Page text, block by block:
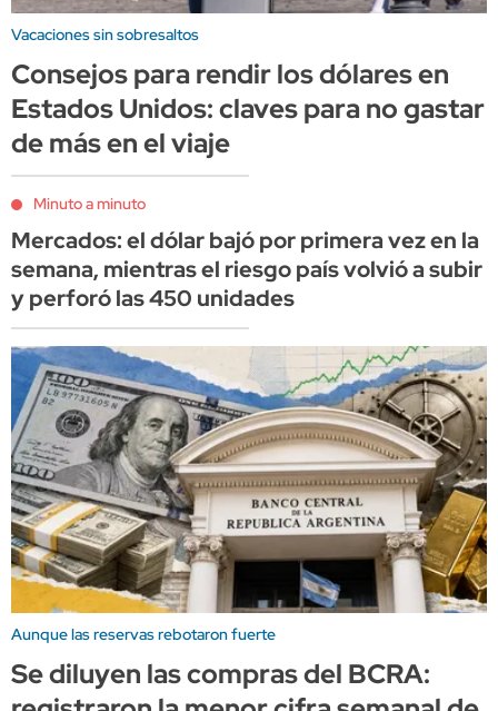
Vacaciones sin sobresaltos
Consejos para rendir los dólares en
Estados Unidos: claves para no gastar
de más en el viaje
Minuto a minuto
Mercados: el dólar bajó por primera vez en la
semana, mientras el riesgo país volvió a subir
y perforó las 450 unidades
Aunque las reservas rebotaron fuerte
Se diluyen las compras del BCRA: